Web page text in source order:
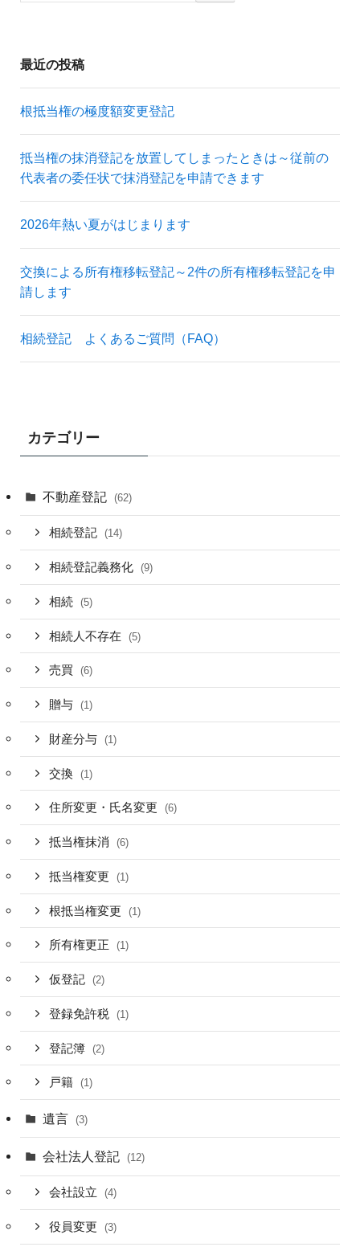
最近の投稿
根抵当権の極度額変更登記
抵当権の抹消登記を放置してしまったときは～従前の
代表者の委任状で抹消登記を申請できます
2026年熱い夏がはじまります
交換による所有権移転登記～2件の所有権移転登記を申
請します
相続登記 よくあるご質問（FAQ）
カテゴリー
不動産登記 (62)
相続登記 (14)
相続登記義務化 (9)
相続 (5)
相続人不存在 (5)
売買 (6)
贈与 (1)
財産分与 (1)
交換 (1)
住所変更・氏名変更 (6)
抵当権抹消 (6)
抵当権変更 (1)
根抵当権変更 (1)
所有権更正 (1)
仮登記 (2)
登録免許税 (1)
登記簿 (2)
戸籍 (1)
遺言 (3)
会社法人登記 (12)
会社設立 (4)
役員変更 (3)